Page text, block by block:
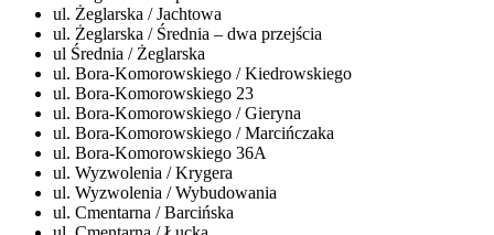
ul. Żeglarska / Jachtowa
ul. Żeglarska / Średnia – dwa przejścia
ul Średnia / Żeglarska
ul. Bora-Komorowskiego / Kiedrowskiego
ul. Bora-Komorowskiego 23
ul. Bora-Komorowskiego / Gieryna
ul. Bora-Komorowskiego / Marcińczaka
ul. Bora-Komorowskiego 36A
ul. Wyzwolenia / Krygera
ul. Wyzwolenia / Wybudowania
ul. Cmentarna / Barcińska